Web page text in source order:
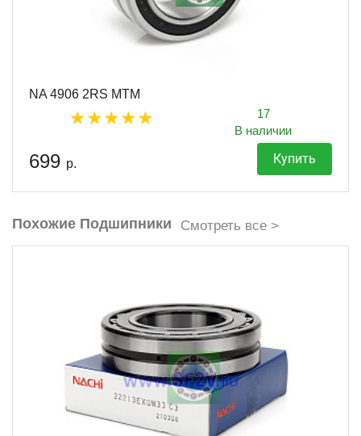
NA 4906 2RS MTM
17
В наличии
699 р. Купить
Похожие Подшипники Смотреть все >